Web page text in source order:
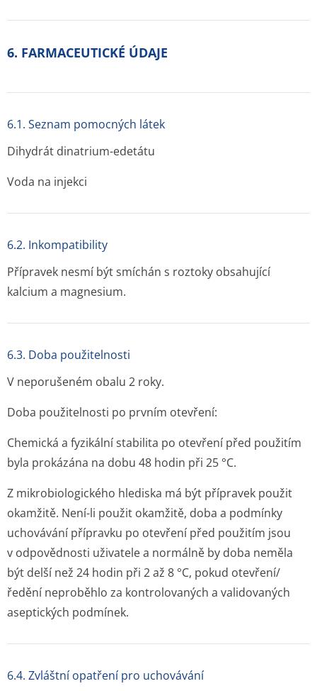
6. FARMACEUTICKÉ ÚDAJE
6.1. Seznam pomocných látek
Dihydrát dinatrium-edetátu
Voda na injekci
6.2. Inkompatibility
Přípravek nesmí být smíchán s roztoky obsahující
kalcium a magnesium.
6.3. Doba použitelnosti
V neporušeném obalu 2 roky.
Doba použitelnosti po prvním otevření:
Chemická a fyzikální stabilita po otevření před použitím
byla prokázána na dobu 48 hodin při 25 °C.
Z mikrobiologického hlediska má být přípravek použit
okamžitě. Není-li použit okamžitě, doba a podmínky
uchovávání přípravku po otevření před použitím jsou
v odpovědnosti uživatele a normálně by doba neměla
být delší než 24 hodin při 2 až 8 °C, pokud otevření/
ředění neproběhlo za kontrolovaných a validovaných
aseptických podmínek.
6.4. Zvláštní opatření pro uchovávání